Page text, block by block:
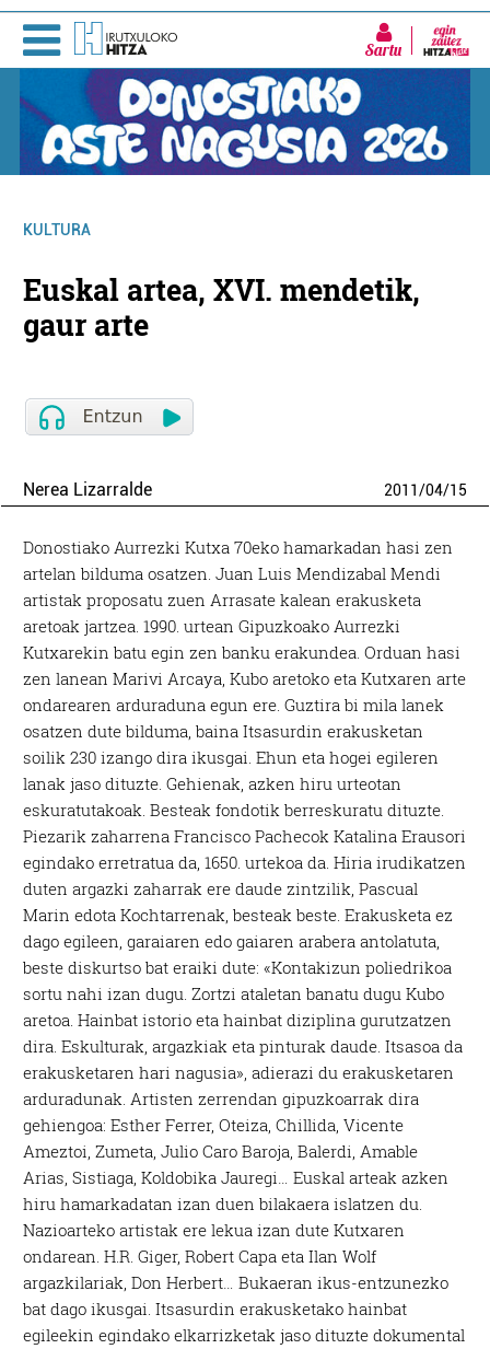
Sartu
KULTURA
Euskal artea, XVI. mendetik,
gaur arte
Nerea Lizarralde 2011/04/15
Donostiako Aurrezki Kutxa 70eko hamarkadan hasi zen
artelan bilduma osatzen. Juan Luis Mendizabal Mendi
artistak proposatu zuen Arrasate kalean erakusketa
aretoak jartzea. 1990. urtean Gipuzkoako Aurrezki
Kutxarekin batu egin zen banku erakundea. Orduan hasi
zen lanean Marivi Arcaya, Kubo aretoko eta Kutxaren arte
ondarearen arduraduna egun ere. Guztira bi mila lanek
osatzen dute bilduma, baina Itsasurdin erakusketan
soilik 230 izango dira ikusgai. Ehun eta hogei egileren
lanak jaso dituzte. Gehienak, azken hiru urteotan
eskuratutakoak. Besteak fondotik berreskuratu dituzte.
Piezarik zaharrena Francisco Pachecok Katalina Erausori
egindako erretratua da, 1650. urtekoa da. Hiria irudikatzen
duten argazki zaharrak ere daude zintzilik, Pascual
Marin edota Kochtarrenak, besteak beste. Erakusketa ez
dago egileen, garaiaren edo gaiaren arabera antolatuta,
beste diskurtso bat eraiki dute: «Kontakizun poliedrikoa
sortu nahi izan dugu. Zortzi ataletan banatu dugu Kubo
aretoa. Hainbat istorio eta hainbat diziplina gurutzatzen
dira. Eskulturak, argazkiak eta pinturak daude. Itsasoa da
erakusketaren hari nagusia», adierazi du erakusketaren
arduradunak. Artisten zerrendan gipuzkoarrak dira
gehiengoa: Esther Ferrer, Oteiza, Chillida, Vicente
Ameztoi, Zumeta, Julio Caro Baroja, Balerdi, Amable
Arias, Sistiaga, Koldobika Jauregi… Euskal arteak azken
hiru hamarkadatan izan duen bilakaera islatzen du.
Nazioarteko artistak ere lekua izan dute Kutxaren
ondarean. H.R. Giger, Robert Capa eta Ilan Wolf
argazkilariak, Don Herbert… Bukaeran ikus-entzunezko
bat dago ikusgai. Itsasurdin erakusketako hainbat
egileekin egindako elkarrizketak jaso dituzte dokumental